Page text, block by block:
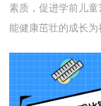
素质，促进学前儿
能健康茁壮的成长为